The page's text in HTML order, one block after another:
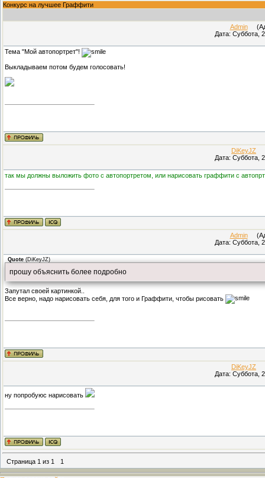
Конкурс на лучшее Граффити
Admin
Дата: Суббота,
Тема "Мой автопортрет"!
Выкладываем потом будем голосовать!
DiKeyJZ
Дата: Суббота,
так мы должны выложить фото с автопортретом, или нарисовать граффити с
Admin
Дата: Суббота,
Quote (DiKeyJZ)
прошу объяснить более подробно
Запутал своей картинкой..
Все верно, надо нарисовать себя, для того и Граффити, чтобы рисовать
DiKeyJZ
Дата: Суббота,
ну попробуюс нарисовать
Страница 1 из 1 1